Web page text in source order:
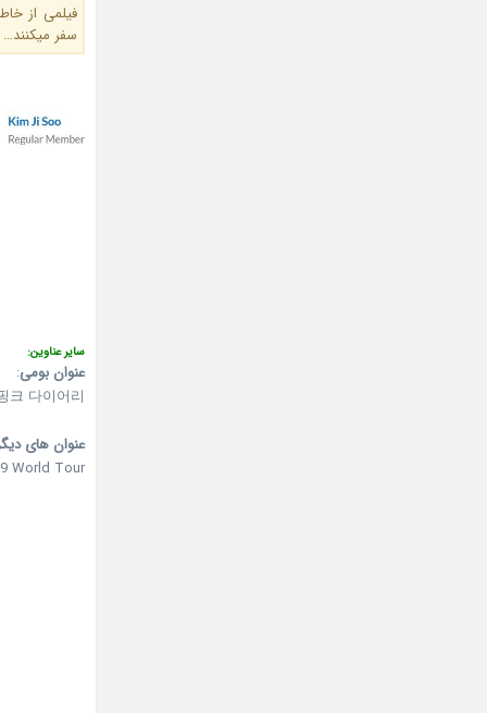
فیلمی از
سفر میکنند…
سایر عناوین:
عنوان بومی:
크 다이어리
عنوان های
World Tour